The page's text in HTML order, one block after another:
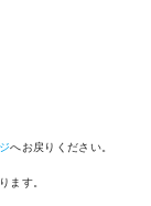
へお戻りください。
ます。